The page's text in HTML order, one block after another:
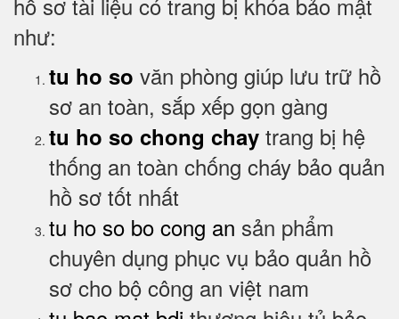
như:
tu ho so văn phòng giúp lưu trữ hồ
sơ an toàn, sắp xếp gọn gàng
tu ho so chong chay trang bị hệ
thống an toàn chống cháy bảo quản
hồ sơ tốt nhất
tu ho so bo cong an sản phẩm
chuyên dụng phục vụ bảo quản hồ
sơ cho bộ công an việt nam